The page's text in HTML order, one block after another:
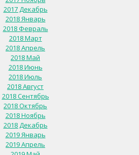
2017 Декабрь
2018 Январь
2018 Февраль
2018 Март
2018 Апрель
2018 Май
2018 Июнь
2018 Июль
2018 Август
2018 Сентябрь
2018 Октябрь
2018 Ноябрь
2018 Декабрь
2019 Январь
2019 Апрель